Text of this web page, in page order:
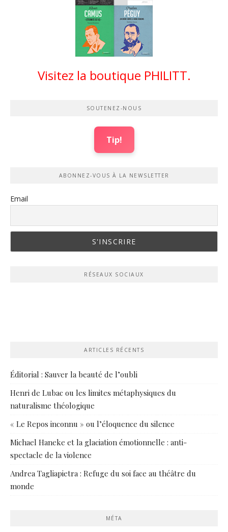
Visitez la boutique PHILITT.
SOUTENEZ-NOUS
Tip!
ABONNEZ-VOUS À LA NEWSLETTER
Email
RÉSEAUX SOCIAUX
ARTICLES RÉCENTS
Éditorial : Sauver la beauté de l’oubli
Henri de Lubac ou les limites métaphysiques du
naturalisme théologique
« Le Repos inconnu » ou l’éloquence du silence
Michael Haneke et la glaciation émotionnelle : anti-
spectacle de la violence
Andrea Tagliapietra : Refuge du soi face au théâtre du
monde
MÉTA